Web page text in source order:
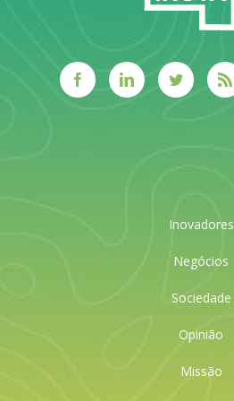
Inovadores
Negócios
Sociedade
Opinião
Missão